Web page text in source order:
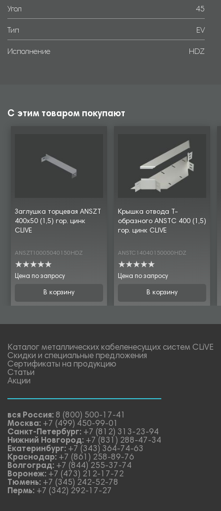
Угол 45
Тип EV
Исполнение HDZ
С этим товаром покупают
Заглушка торцевая ANSZT
400х50 (1,5) гор. цинк
CLIVE
ANSZT10005040150HDZ
Цена по запросу
В корзину
Крышка отвода Т-
образного ANSTC 400 (1,5)
гор. цинк CLIVE
ANSTC14040150000HDZ
Цена по запросу
В корзину
Каталог металлических кабеленесущих систем CLiVE
Скидки и специальные предложения
Сертификаты на продукцию
Статьи
Акции
вся Россия: 8 (800) 500-17-41
Москва: +7 (499) 450-99-01
Санкт-Петербург: +7 (812) 313-23-94
Нижний Новгород: +7 (831) 288-47-34
Екатеринбург: +7 (343) 364-74-63
Краснодар: +7 (861) 258-89-76
Волгоград: +7 (844) 255-37-74
Воронеж: +7 (473) 212-17-72
Тюмень: +7 (345) 242-52-78
Пермь: +7 (342) 292-17-27